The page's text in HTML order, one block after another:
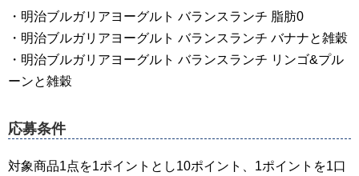
・明治ブルガリアヨーグルト バランスランチ 脂肪0
・明治ブルガリアヨーグルト バランスランチ バナナと雑穀
・明治ブルガリアヨーグルト バランスランチ リンゴ&プル
ーンと雑穀
応募条件
対象商品1点を1ポイントとし10ポイント、1ポイントを1口